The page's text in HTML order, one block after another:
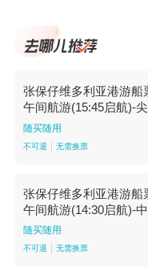
张保仔维多利亚港游船
午间航游(15:45启航)-
【维多利亚港午间航游
尖沙咀-中环】
随买随用
不可退 无需换票
张保仔维多利亚港游船
午间航游(14:30启航)-
【维多利亚港午间航游
中环-中环】
随买随用
不可退 无需换票